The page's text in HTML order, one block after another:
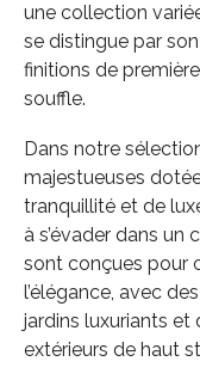
une collection
se distingue par
finitions de
souffle.
Dans notre
majestueuses
tranquillité et de
à s’évader dans un
sont conçues pour
l’élégance, avec
jardins luxuriants et
extérieurs de haut